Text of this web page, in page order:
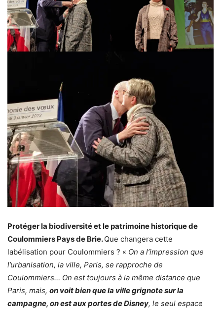
Protéger la biodiversité et le patrimoine historique de
Coulommiers Pays de Brie.Que changera cette
labélisation pour Coulommiers ? « On a l’impression que
l’urbanisation, la ville, Paris, se rapproche de
Coulommiers… On est toujours à la même distance que
Paris, mais, on voit bien que la ville grignote sur la
campagne, on est aux portes de Disney, le seul espace